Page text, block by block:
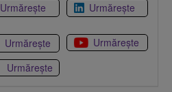
Urmărește Urmărește
Urmărește
Urmărește
Urmărește